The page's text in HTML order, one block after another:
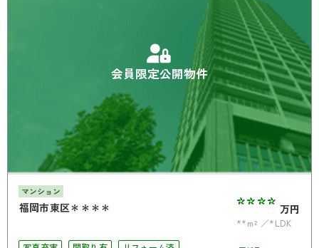
会員限定公開物件
マンション
福岡市東区＊＊＊＊ **** 万円
**m²
*LDK